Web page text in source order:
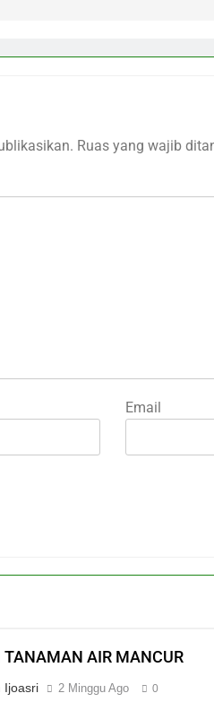
Ruas yang wajib
Email
TANAMAN AIR MANCUR
Ijoasri 2 Minggu Ago 0